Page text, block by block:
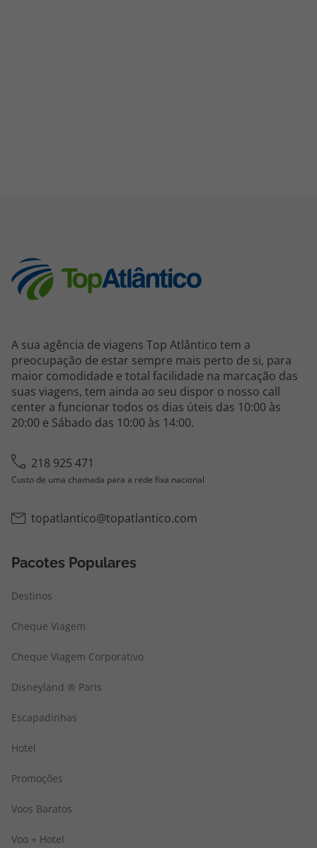
A sua agência de viagens Top Atlântico tem a
preocupação de estar sempre mais perto de si, para
maior comodidade e total facilidade na marcação das
suas viagens, tem ainda ao seu dispor o nosso call
center a funcionar todos os dias úteis das 10:00 às
20:00 e Sábado das 10:00 às 14:00.
218 925 471
Custo de uma chamada para a rede fixa nacional
topatlantico@topatlantico.com
Pacotes Populares
Destinos
Cheque Viagem
Cheque Viagem Corporativo
Disneyland ® Paris
Escapadinhas
Hotel
Promoções
Voos Baratos
Voo + Hotel